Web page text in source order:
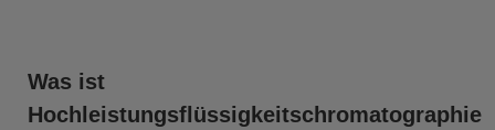
Was ist
Hochleistungsflüssigkeitschromatographie